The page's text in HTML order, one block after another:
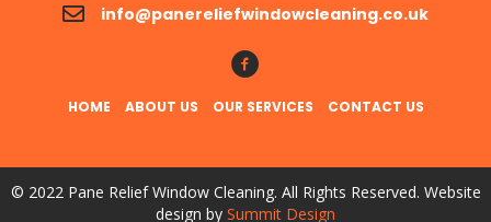
info@panereliefwindowcleaning.co.uk
Follow Us!
HOME ABOUT US OUR SERVICES CONTACT US
© 2022 Pane Relief Window Cleaning. All Rights Reserved. Website
design by Summit Design